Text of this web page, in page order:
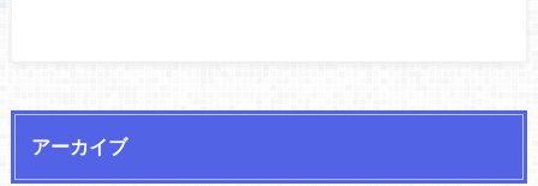
アーカイブ